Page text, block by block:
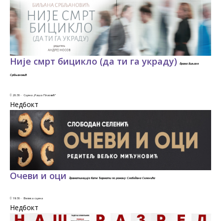
Није смрт бицикло (да ти га украду) драма Биљане
Србљановић
20:30 · Сцена „Раша Плаовић”
Нед6окт
Очеви и оци драматизација Кате Ђармати по роману Слободана Селенића
19:30 · Велика сцена
Нед6окт